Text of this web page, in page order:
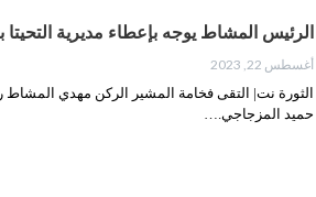
الرئيس المشاط يوجه بإعطاء مديرية التحيتا
أغسطس 22, 2023
الثورة نت| التقى فخامة المشير الركن مهدي المشاط
حميد المزجاجي.…